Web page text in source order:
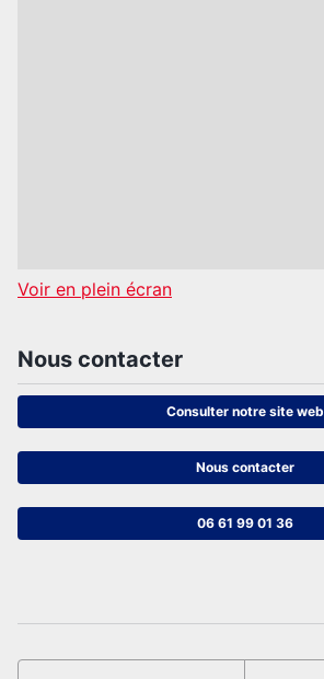
Voir en plein écran
Nous contacter
Consulter notre site web
Nous contacter
06 61 99 01 36